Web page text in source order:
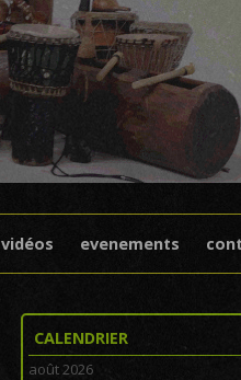
vidéos evenements
CALENDRIER
août 2026